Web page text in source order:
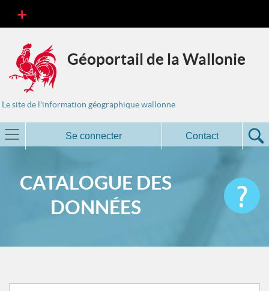
Géoportail de la Wallonie
Le site de l'information géographique wallonne
Se connecter Contact
CATALOGUE DES
DONNÉES